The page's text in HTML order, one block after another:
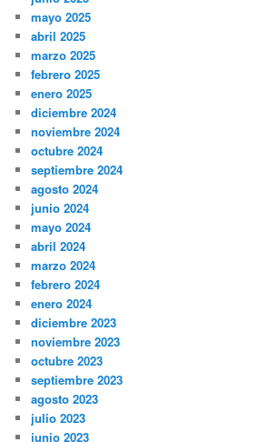
mayo 2025
abril 2025
marzo 2025
febrero 2025
enero 2025
diciembre 2024
noviembre 2024
octubre 2024
septiembre 2024
agosto 2024
junio 2024
mayo 2024
abril 2024
marzo 2024
febrero 2024
enero 2024
diciembre 2023
noviembre 2023
octubre 2023
septiembre 2023
agosto 2023
julio 2023
junio 2023